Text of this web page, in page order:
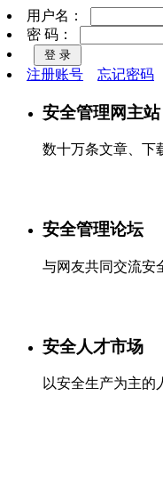
用户名：
密 码：
注册账号 忘记密码
安全管理网主站
数十万条文章、下
安全管理论坛
与网友共同交流安
安全人才市场
以安全生产为主的